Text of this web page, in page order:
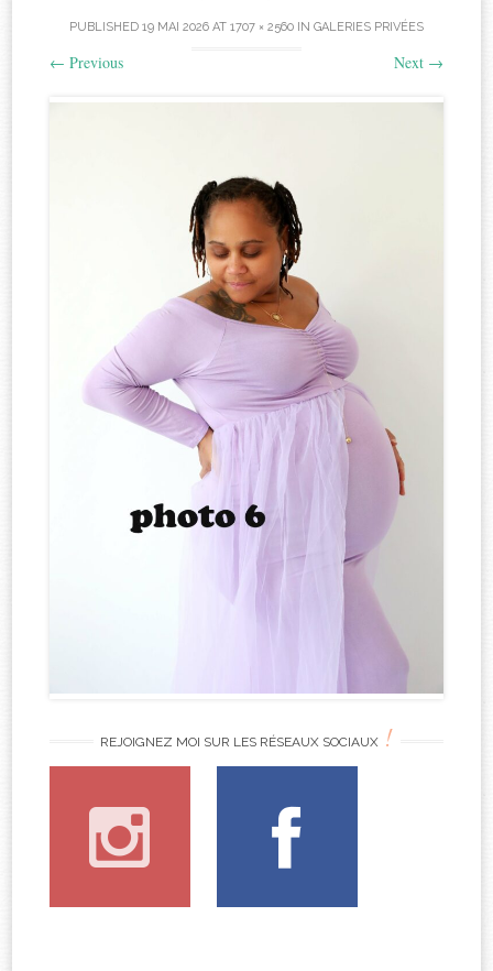
PUBLISHED 19 MAI 2026 AT 1707 × 2560 IN GALERIES PRIVÉES
← Previous Next →
REJOIGNEZ MOI SUR LES RÉSEAUX SOCIAUX !